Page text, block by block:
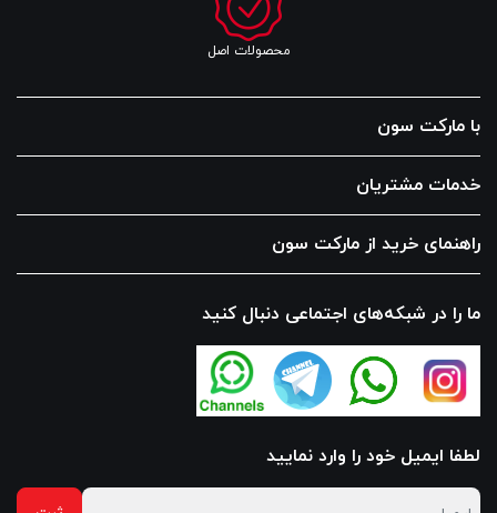
محصولات اصل
با مارکت سون
خدمات مشتریان
راهنمای خرید از مارکت سون
ما را در شبکه‌های اجتماعی دنبال کنید
لطفا ایمیل خود را وارد نمایید